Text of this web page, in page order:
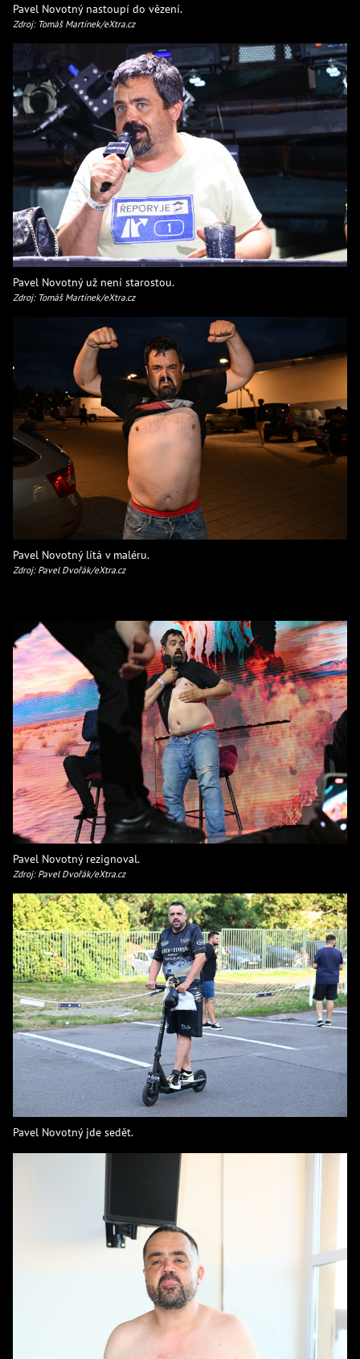
Pavel Novotný nastoupí do vězení.
Zdroj: Tomáš Martínek/eXtra.cz
Pavel Novotný už není starostou.
Zdroj: Tomáš Martínek/eXtra.cz
Pavel Novotný lítá v maléru.
Zdroj: Pavel Dvořák/eXtra.cz
Pavel Novotný rezignoval.
Zdroj: Pavel Dvořák/eXtra.cz
Pavel Novotný jde sedět.